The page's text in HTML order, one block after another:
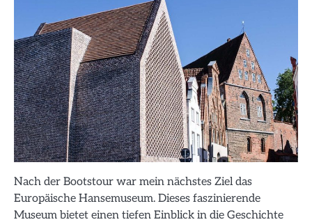
Nach der Bootstour war mein nächstes Ziel das
Europäische Hansemuseum. Dieses faszinierende
Museum bietet einen tiefen Einblick in die Geschichte